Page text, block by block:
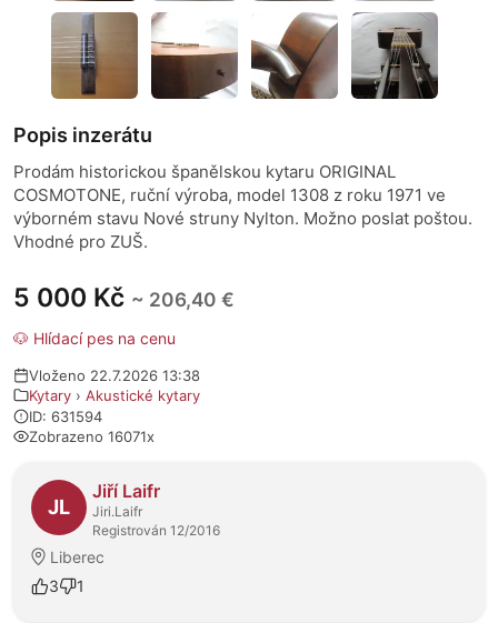
5 000 Kč ~ 206,40 €
🐶 Hlídací pes na cenu
Vloženo 22.7.2026 13:38
Kytary › Akustické kytary
ID: 631594
Zobrazeno 16071x
O prodejci
JL
Jiří Laifr
Jiri.Laifr
Registrován 12/2016
Liberec
3
1
Popis inzerátu
Prodám historickou španělskou kytaru ORIGINAL
COSMOTONE, ruční výroba, model 1308 z roku 1971 ve
výborném stavu Nové struny Nylton. Možno poslat poštou.
Vhodné pro ZUŠ.